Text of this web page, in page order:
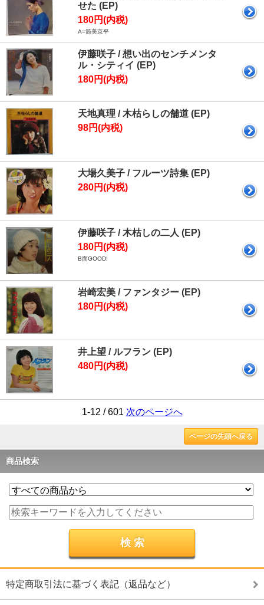
せた (EP)
180円(内税)
A=筒美京平
伊藤咲子 / 想い出のセンチメンタ
ル・シティイ (EP)
180円(内税)
天地真理 / 木枯らしの舗道 (EP)
98円(内税)
大場久美子 / フルーツ詩集 (EP)
280円(内税)
伊藤咲子 / 木枯しの二人 (EP)
180円(内税)
B面GOOD!
岩崎宏美 / ファンタジー (EP)
180円(内税)
井上望 / ルフラン (EP)
480円(内税)
1-12 / 601 次のページへ
ページの先頭へ戻る
商品検索
特定商取引法に基づく表記（返品など）